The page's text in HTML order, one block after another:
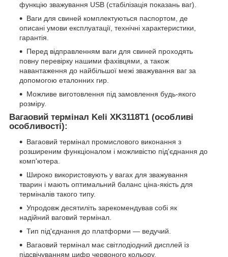
функцію зважування USB (стабілізація показань ваг).
Ваги для свиней комплектуються паспортом, де
описані умови експлуатації, технічні характеристики,
гарантія.
Перед відправленням ваги для свиней проходять
повну перевірку нашими фахівцями, а також
навантаження до найбільшої межі зважування ваг за
допомогою еталонних гир.
Можливе виготовлення під замовлення будь-якого
розміру.
Вагаовий термінал Keli XK3118T1 (особливі
особливості):
Вагаовий термінал промислового виконання з
розширеним функціоналом і можливістю під'єднання до
комп'ютера.
Широко використовують у вагах для зважування
тварин і мають оптимальний баланс ціна-якість для
терміналів такого типу.
Упродовж десятиліть зарекомендував собі як
надійний ваговий термінал.
Тип під'єднання до платформи — ведучий.
Вагаовий термінал має світлодіодний дисплей із
підсвічуванням цифр червоного кольору.